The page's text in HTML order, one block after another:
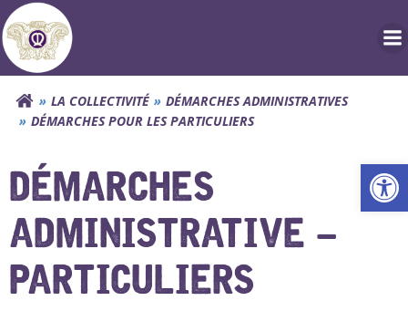
Aller
au
contenu
LA COLLECTIVITÉ
DÉMARCHES ADMINISTRATIVES
DÉMARCHES POUR LES PARTICULIERS
DÉMARCHES
ADMINISTRATIVE –
PARTICULIERS